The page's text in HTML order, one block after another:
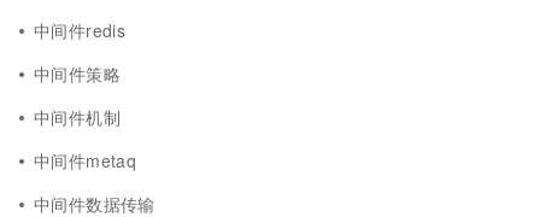
中间件redis
中间件策略
中间件机制
中间件metaq
中间件数据传输